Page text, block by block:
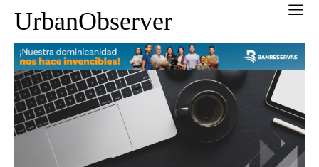
UrbanObserver